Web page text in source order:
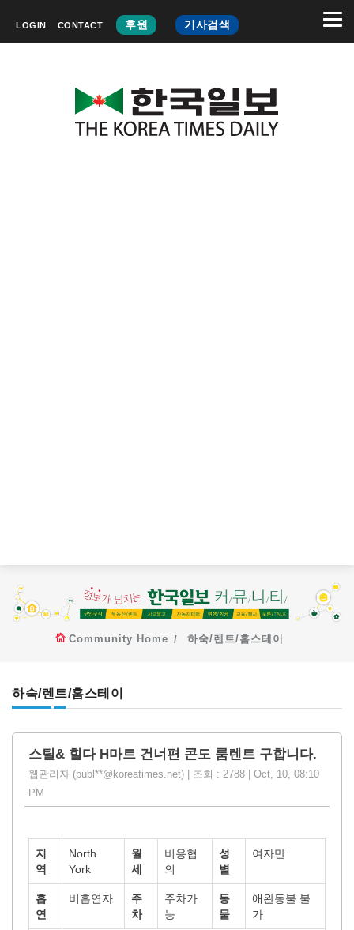
LOGIN CONTACT 후원 기사검색
Community Home 하숙/렌트/홈스테이
하숙/렌트/홈스테이
스틸& 힐다 H마트 건너편 콘도 룸렌트 구합니다.
웹관리자 (publ**@koreatimes.net) | 조회 : 2788 | Oct, 10, 08:10
PM
지
역
North
York
월
세
비용협
의
성
별
여자만
흡
연
비흡연자
주
차
주차가
능
동
물
애완동불 불
가